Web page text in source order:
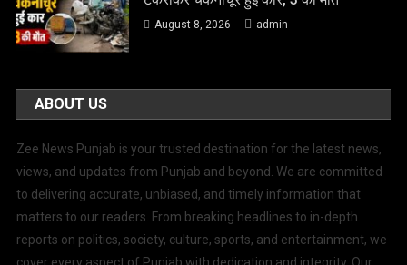
August 8, 2026 admin
ABOUT US
Zee News Punjab is your trusted destination for the latest news,
views, and updates from Punjab and beyond. We are committed
to delivering accurate, unbiased, and timely information that
matters to our readers. From breaking headlines to in-depth
reports on politics, society, culture, sports, and entertainment, we
cover every aspect of Punjab with dedication and integrity. Our